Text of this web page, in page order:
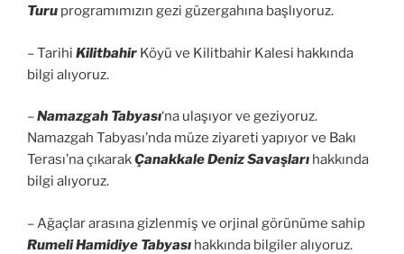
Turu programımızın gezi güzergahına başlıyoruz.
– Tarihi Kilitbahir Köyü ve Kilitbahir Kalesi hakkında
bilgi alıyoruz.
–Namazgah Tabyası‘na ulaşıyor ve geziyoruz.
Namazgah Tabyası’nda müze ziyareti yapıyor ve Bakı
Terası’na çıkarakÇanakkale Deniz Savaşları hakkında
bilgi alıyoruz.
– Ağaçlar arasına gizlenmiş ve orjinal görünüme sahip
Rumeli Hamidiye Tabyası hakkında bilgiler alıyoruz.